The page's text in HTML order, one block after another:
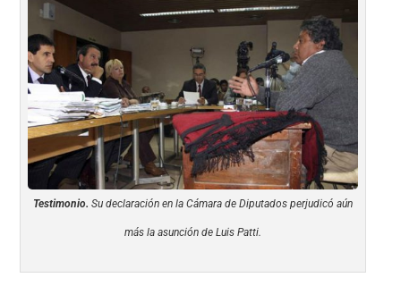
Testimonio. Su declaración en la Cámara de Diputados perjudicó aún
más la asunción de Luis Patti.